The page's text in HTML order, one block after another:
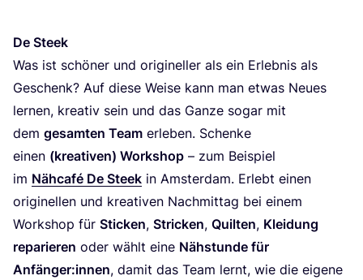
De Steek
Was ist schö­ner und ori­gi­nel­ler als ein Erleb­nis als
Geschenk? Auf die­se Wei­se kann man etwas Neu­es
ler­nen, krea­tiv sein und das Gan­ze sogar mit
dem gesam­ten Team erle­ben. Schen­ke
einen (krea­ti­ven) Work­shop – zum Bei­spiel
im Näh­ca­fé De Steek in Ams­ter­dam. Erlebt einen
ori­gi­nel­len und krea­ti­ven Nach­mit­tag bei einem
Work­shop für Sti­cken, Stri­cken, Quil­ten, Klei­dung
repa­rie­ren oder wählt eine Näh­stun­de für
Anfänger:innen, damit das Team lernt, wie die eige­ne